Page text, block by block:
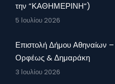
την ”ΚΑΘΗΜΕΡΙΝΗ”)
5 Ιουλίου 2026
Επιστολή Δήμου Αθηναίων
Ορφέως & Δημαράκη
3 Ιουλίου 2026